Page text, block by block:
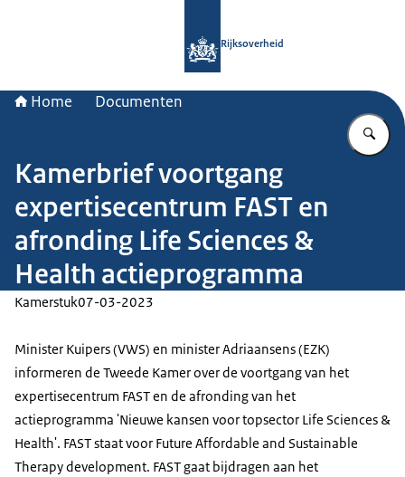
Rijksoverheid
Home Documenten
Kamerbrief voortgang
expertisecentrum FAST en
afronding Life Sciences &
Health actieprogramma
Kamerstuk07-03-2023
Minister Kuipers (VWS) en minister Adriaansens (EZK)
informeren de Tweede Kamer over de voortgang van het
expertisecentrum FAST en de afronding van het
actieprogramma 'Nieuwe kansen voor topsector Life Sciences &
Health'. FAST staat voor Future Affordable and Sustainable
Therapy development. FAST gaat bijdragen aan het